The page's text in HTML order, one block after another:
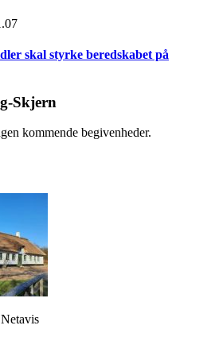
skal styrke beredskabet på
Skjern
kommende begivenheder.